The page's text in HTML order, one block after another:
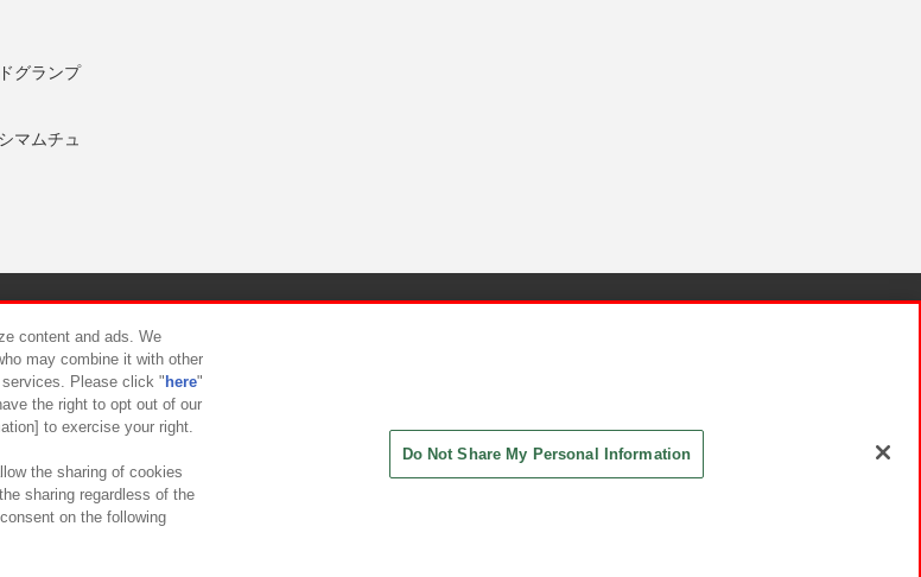
グランプ
マムチュ
マーハラスメント対応方針
content and ads. We
may combine it with other
Please click " here"
the right to opt out of our
to exercise your right.
the sharing of cookies
sharing regardless of the
on the following
Do Not Share My Personal Information